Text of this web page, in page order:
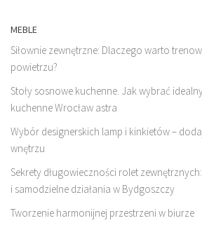
MEBLE
Siłownie zewnętrzne: Dlaczego warto
powietrzu?
Stoły sosnowe kuchenne. Jak wybrać
kuchenne Wrocław astra
Wybór designerskich lamp i kinkietów –
wnętrzu
Sekrety długowieczności rolet
i samodzielne działania w Bydgoszczy
Tworzenie harmonijnej przestrzeni w biurze